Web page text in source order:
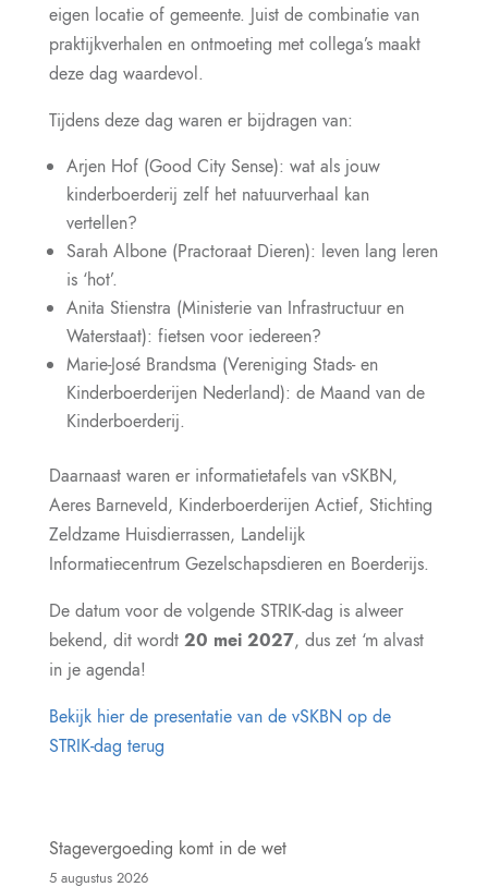
eigen locatie of gemeente. Juist de combinatie van
praktijkverhalen en ontmoeting met collega’s maakt
deze dag waardevol.
Tijdens deze dag waren er bijdragen van:
Arjen Hof (Good City Sense): wat als jouw
kinderboerderij zelf het natuurverhaal kan
vertellen?
Sarah Albone (Practoraat Dieren): leven lang leren
is ‘hot’.
Anita Stienstra (Ministerie van Infrastructuur en
Waterstaat): fietsen voor iedereen?
Marie-José Brandsma (Vereniging Stads- en
Kinderboerderijen Nederland): de Maand van de
Kinderboerderij.
Daarnaast waren er informatietafels van vSKBN,
Aeres Barneveld, Kinderboerderijen Actief, Stichting
Zeldzame Huisdierrassen, Landelijk
Informatiecentrum Gezelschapsdieren en Boerderijs.
De datum voor de volgende STRIK-dag is alweer
bekend, dit wordt 20 mei 2027, dus zet ‘m alvast
in je agenda!
Bekijk hier de presentatie van de vSKBN op de
STRIK-dag terug
Stagevergoeding komt in de wet
5 augustus 2026